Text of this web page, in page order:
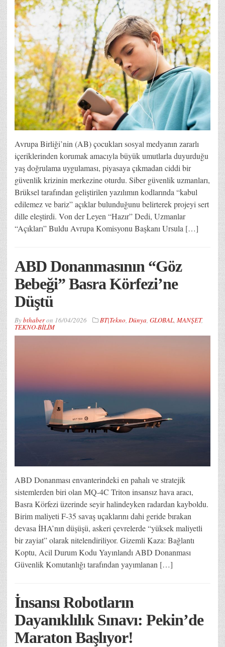
Avrupa Birliği’nin (AB) çocukları sosyal medyanın zararlı
içeriklerinden korumak amacıyla büyük umutlarla duyurduğu
yaş doğrulama uygulaması, piyasaya çıkmadan ciddi bir
güvenlik krizinin merkezine oturdu. Siber güvenlik uzmanları,
Brüksel tarafından geliştirilen yazılımın kodlarında “kabul
edilemez ve bariz” açıklar bulunduğunu belirterek projeyi sert
dille eleştirdi. Von der Leyen “Hazır” Dedi, Uzmanlar
“Açıkları” Buldu Avrupa Komisyonu Başkanı Ursula […]
ABD Donanmasının “Göz
Bebeği” Basra Körfezi’ne
Düştü
Bybthaberon 16/04/2026 BT|Tekno, Dünya, GLOBAL, MANŞET,
TEKNO-BİLİM
ABD Donanması envanterindeki en pahalı ve stratejik
sistemlerden biri olan MQ-4C Triton insansız hava aracı,
Basra Körfezi üzerinde seyir halindeyken radardan kayboldu.
Birim maliyeti F-35 savaş uçaklarını dahi geride bırakan
devasa İHA’nın düşüşü, askeri çevrelerde “yüksek maliyetli
bir zayiat” olarak nitelendiriliyor. Gizemli Kaza: Bağlantı
Koptu, Acil Durum Kodu Yayınlandı ABD Donanması
Güvenlik Komutanlığı tarafından yayımlanan […]
İnsansı Robotların
Dayanıklılık Sınavı: Pekin’de
Maraton Başlıyor!